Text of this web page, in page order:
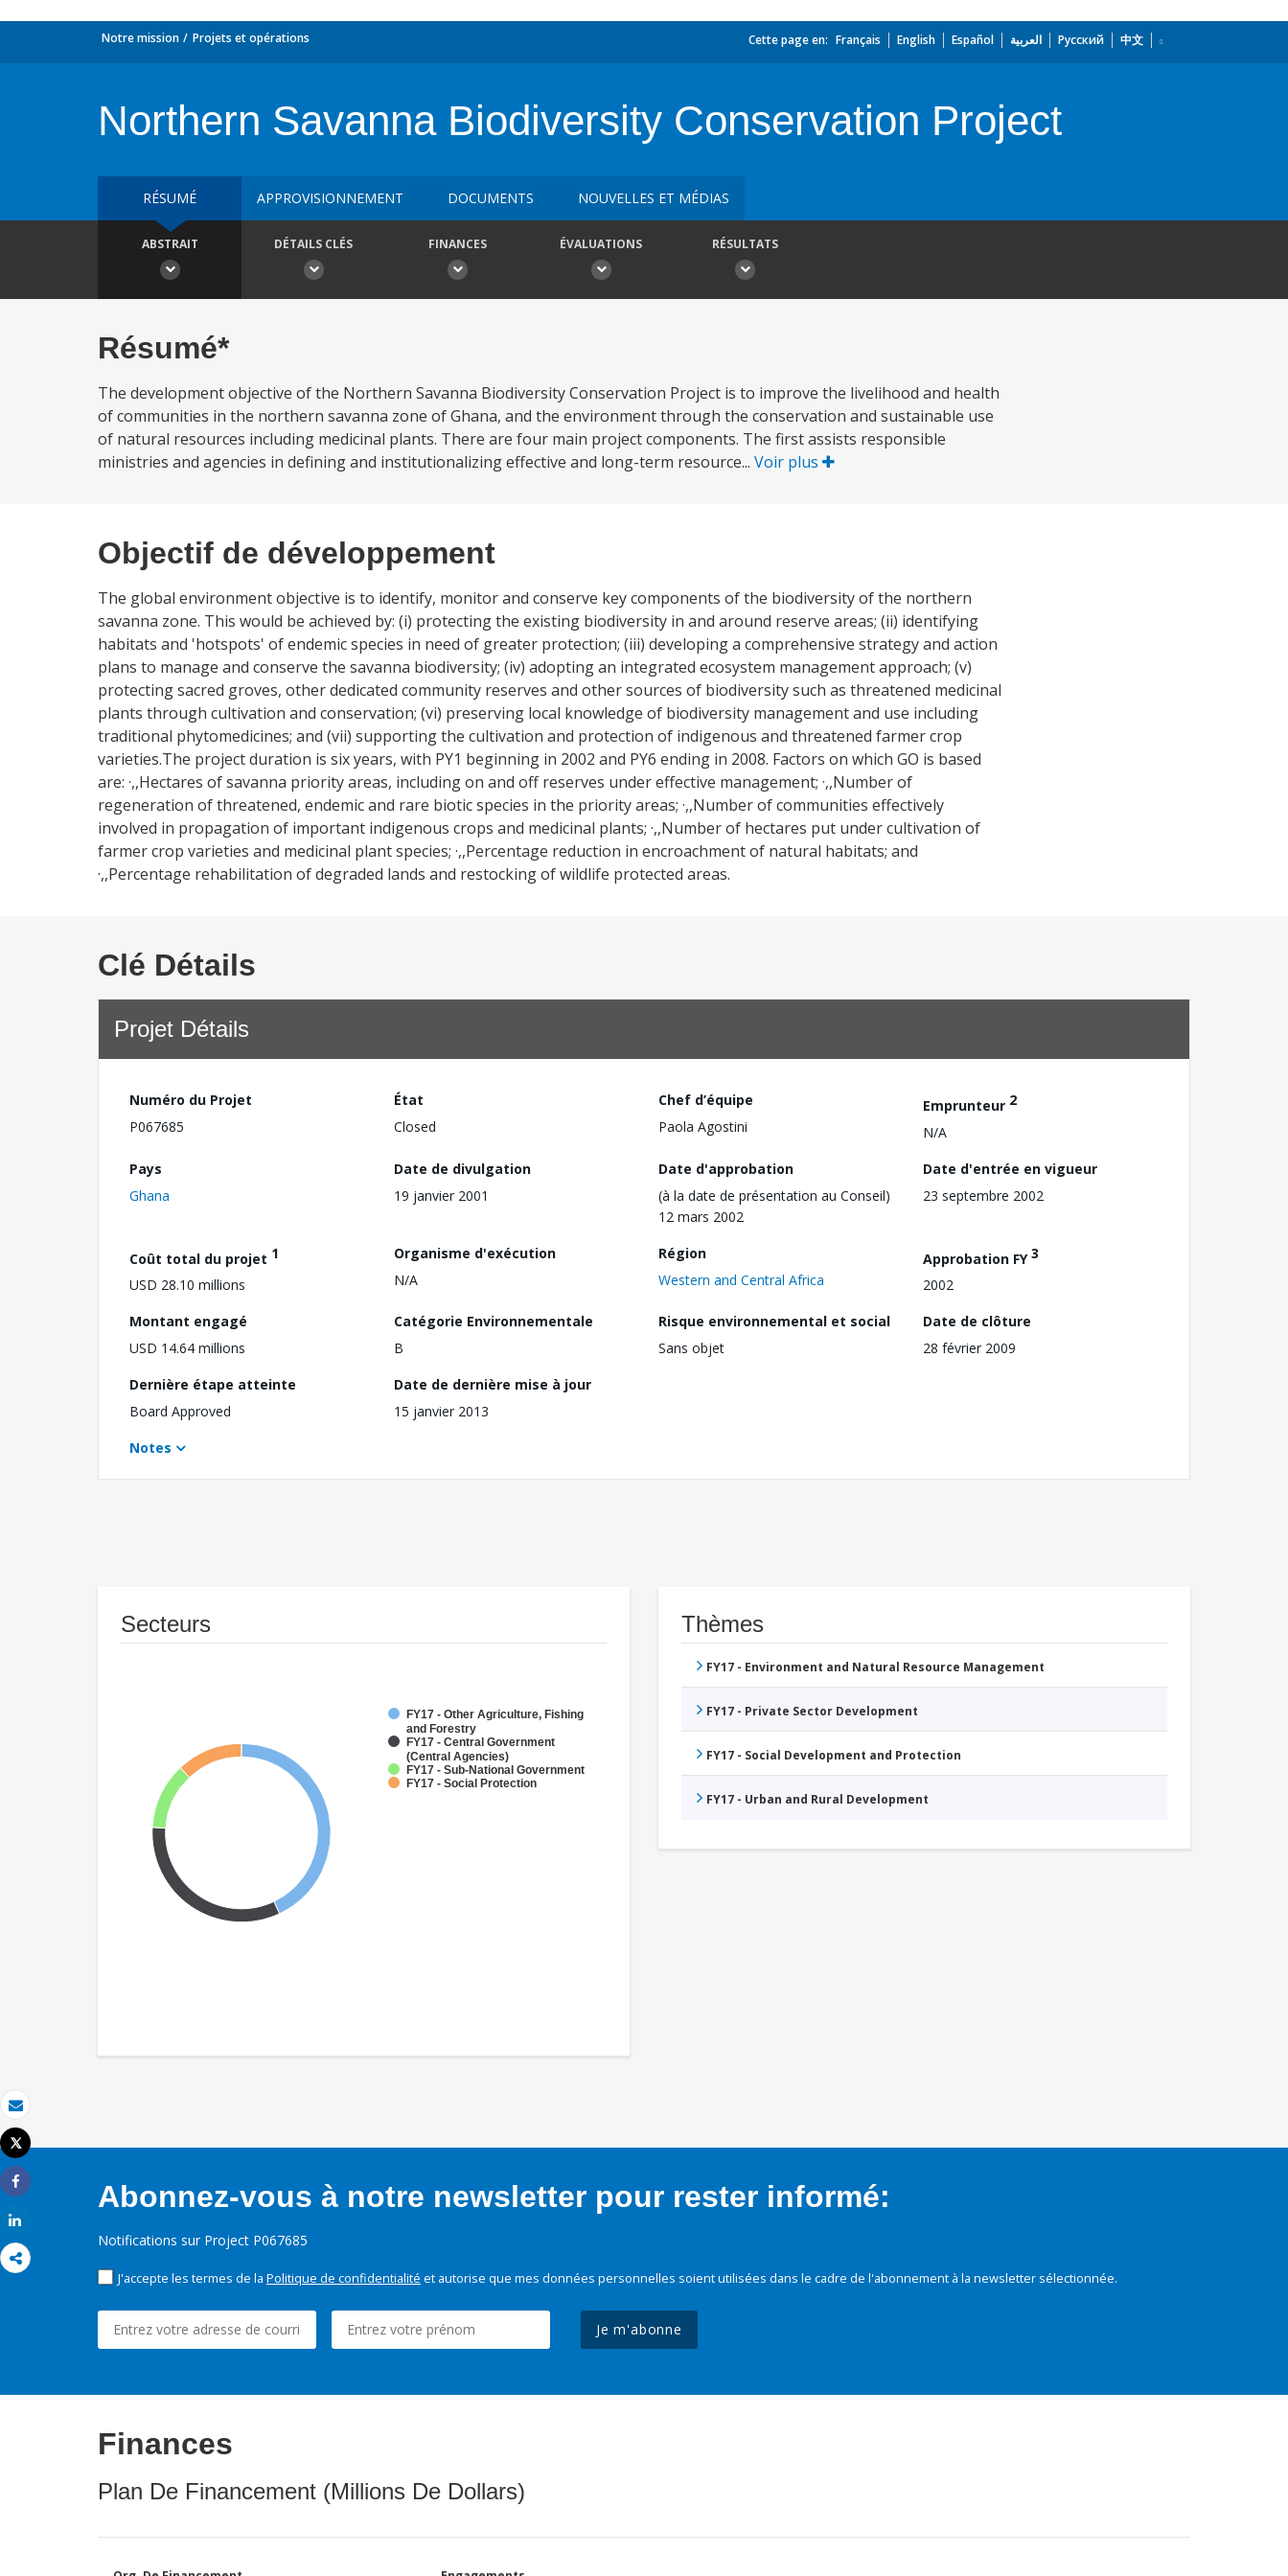
Email
Imprimer
Tweet
Share
Notre mission Projets et opérations Cette page en: Français English Español العربية Русский 中文
Northern Savanna Biodiversity Conservation Project
RÉSUMÉ APPROVISIONNEMENT DOCUMENTS NOUVELLES ET MÉDIAS
ABSTRAIT DÉTAILS CLÉS FINANCES ÉVALUATIONS RÉSULTATS
Résumé*
The development objective of the Northern Savanna Biodiversity Conservation Project is to improve the livelihood and health
of communities in the northern savanna zone of Ghana, and the environment through the conservation and sustainable use
of natural resources including medicinal plants. There are four main project components. The first assists responsible
ministries and agencies in defining and institutionalizing effective and long-term resource... Voir plus
Objectif de développement
The global environment objective is to identify, monitor and conserve key components of the biodiversity of the northern
savanna zone. This would be achieved by: (i) protecting the existing biodiversity in and around reserve areas; (ii) identifying
habitats and 'hotspots' of endemic species in need of greater protection; (iii) developing a comprehensive strategy and action
plans to manage and conserve the savanna biodiversity; (iv) adopting an integrated ecosystem management approach; (v)
protecting sacred groves, other dedicated community reserves and other sources of biodiversity such as threatened medicinal
plants through cultivation and conservation; (vi) preserving local knowledge of biodiversity management and use including
traditional phytomedicines; and (vii) supporting the cultivation and protection of indigenous and threatened farmer crop
varieties.The project duration is six years, with PY1 beginning in 2002 and PY6 ending in 2008. Factors on which GO is based
are: ·,,Hectares of savanna priority areas, including on and off reserves under effective management; ·,,Number of
regeneration of threatened, endemic and rare biotic species in the priority areas; ·,,Number of communities effectively
involved in propagation of important indigenous crops and medicinal plants; ·,,Number of hectares put under cultivation of
farmer crop varieties and medicinal plant species; ·,,Percentage reduction in encroachment of natural habitats; and
·,,Percentage rehabilitation of degraded lands and restocking of wildlife protected areas.
Clé Détails
Projet Détails
Numéro du Projet
P067685
État
Closed
Chef d’équipe
Paola Agostini
Emprunteur 2
N/A
Pays
Ghana
Date de divulgation
19 janvier 2001
Date d'approbation
(à la date de présentation au Conseil)
12 mars 2002
Date d'entrée en vigueur
23 septembre 2002
Coût total du projet 1
USD 28.10 millions
Organisme d'exécution
N/A
Région
Western and Central Africa
Approbation FY3
2002
Montant engagé
USD 14.64 millions
Catégorie Environnementale
B
Risque environnemental et social
Sans objet
Date de clôture
28 février 2009
Dernière étape atteinte
Board Approved
Date de dernière mise à jour
15 janvier 2013
Notes
Secteurs
FY17 - Other Agriculture, Fishing
and Forestry
FY17 - Central Government
(Central Agencies)
FY17 - Sub-National Government
FY17 - Social Protection
Thèmes
FY17 - Environment and Natural Resource Management
FY17 - Private Sector Development
FY17 - Social Development and Protection
FY17 - Urban and Rural Development
Abonnez-vous à notre newsletter pour rester informé:
Notifications sur Project P067685
J'accepte les termes de la Politique de confidentialité et autorise que mes données personnelles soient utilisées dans le cadre de l'abonnement à la newsletter sélectionnée.
Je m'abonne
Finances
Plan De Financement (Millions De Dollars)